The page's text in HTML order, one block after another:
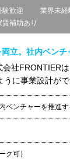
験歓迎 業界未経
補助あり
立。社内ベンチ
社FRONTIER
に事業設計が
ベンチャーを推進
ク可）